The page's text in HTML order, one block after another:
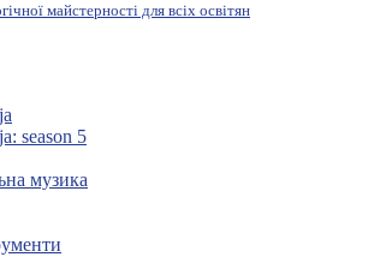
майстерності для всіх освітян
season 5
музика